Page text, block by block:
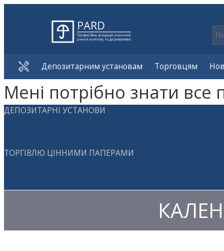
Депозитарним установам Торговцям
Мені потрібно знати все
ДЕПОЗИТАРНІ УСТАНОВИ
ТОРГІВЛЮ ЦІННИМИ ПАПЕРАМИ